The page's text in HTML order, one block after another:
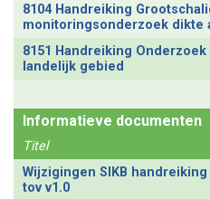
8104 Handreiking
monitoringsonderzoek dikte
8151 Handreiking
landelijk gebied
Informatieve documenten
Titel
Wijzigingen SIKB handreiking
tov v1.0